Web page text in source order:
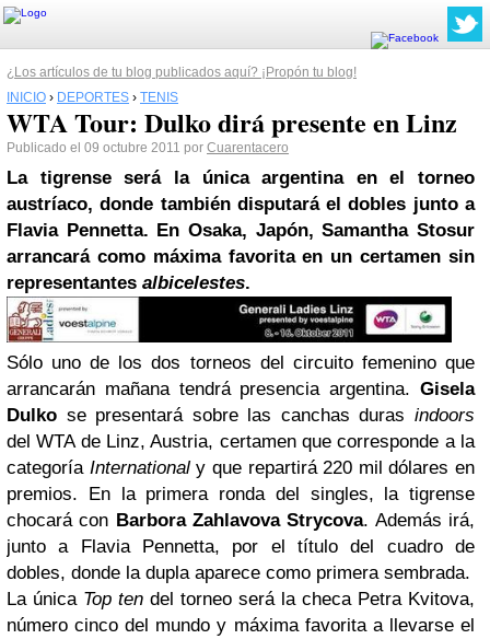
¿Los artículos de tu blog publicados aquí? ¡Propón tu blog!
INICIO › DEPORTES › TENIS
WTA Tour: Dulko dirá presente en Linz
Publicado el 09 octubre 2011 por Cuarentacero
La tigrense será la única argentina en el torneo
austríaco, donde también disputará el dobles junto a
Flavia Pennetta. En Osaka, Japón,Samantha Stosur
arrancará como máxima favorita en un certamen sin
representantes albicelestes.
Sólo uno de los dos torneos del circuito femenino que
arrancarán mañana tendrá presencia argentina. Gisela
Dulko se presentará sobre las canchas duras indoors
del WTA de Linz, Austria, certamen que corresponde a la
categoría Internationaly que repartirá 220 mil dólares en
premios.
En la primera ronda del singles, la tigrense
chocará con Barbora Zahlavova Strycova. Además irá,
junto a Flavia Pennetta, por el título del cuadro de
dobles, donde la dupla aparece como primera sembrada.
La única Top ten del torneo será la checa Petra Kvitova,
número cinco del mundo y máxima favorita a llevarse el